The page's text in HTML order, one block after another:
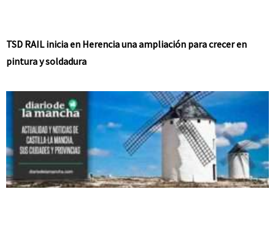
TSD RAIL inicia en Herencia una ampliación para crecer en
pintura y soldadura